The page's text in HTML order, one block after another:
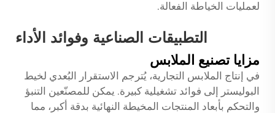
لعمليات الخياطة الفعالة.
التطبيقات الصناعية وفوائد الأداء
مزايا تصنيع الملابس
في إنتاج الملابس التجارية، يُترجم الاستقرار البُعدي لخيط
البوليستر إلى فوائد تشغيلية كبيرة. يمكن للمصنّعين التنبؤ
والتحكم بأبعاد المنتجات المخيطة النهائية بدقة أكبر، مما